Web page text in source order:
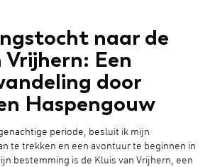
naar de
Vrijhern: Een
door
Haspengouw
periode, besluit ik mijn
te trekken en een avontuur te beginnen in
bestemming is de Kluis van Vrijhern, een